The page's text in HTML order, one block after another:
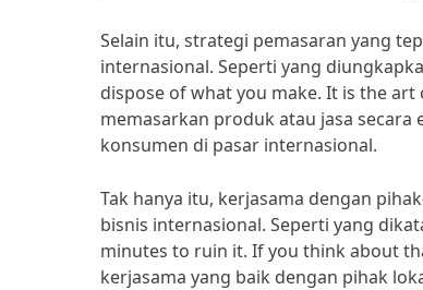
Selain itu, strategi pemasaran yang
internasional. Seperti yang
dispose of what you make. It is the
memasarkan produk atau jasa
konsumen di pasar internasional.
Tak hanya itu, kerjasama dengan
bisnis internasional. Seperti yang
minutes to ruin it. If you think about
kerjasama yang baik dengan pihak